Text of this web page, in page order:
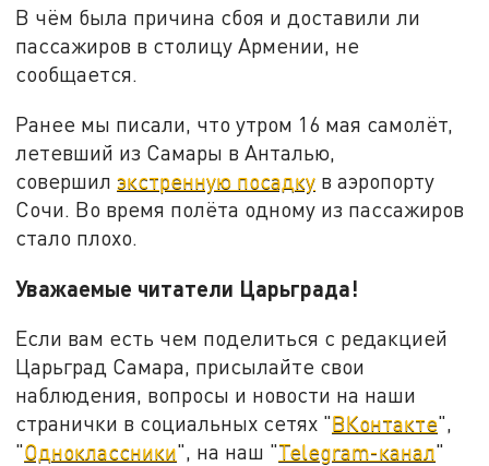
В чём была причина сбоя и доставили ли
пассажиров в столицу Армении, не
сообщается.
Ранее мы писали, что утром 16 мая самолёт,
летевший из Самары в Анталью,
совершилэкстренную посадку в аэропорту
Сочи. Во время полёта одному из пассажиров
стало плохо.
Уважаемые читатели Царьграда!
Если вам есть чем поделиться с редакцией
Царьград Самара, присылайте свои
наблюдения, вопросы и новости на наши
странички в социальных сетях "ВКонтакте",
"Одноклассники", на наш "Telegram-канал"